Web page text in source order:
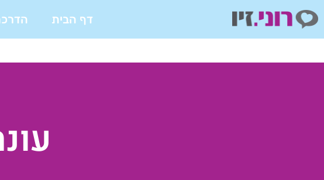
דילוג
לתוכן
דף הבית